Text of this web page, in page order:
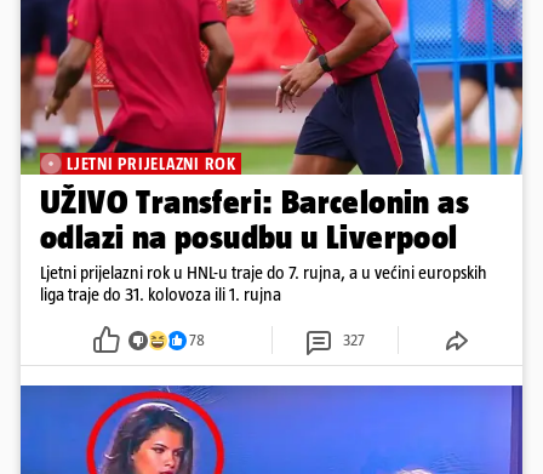
LJETNI PRIJELAZNI ROK
UŽIVO Transferi: Barcelonin as
odlazi na posudbu u Liverpool
Ljetni prijelazni rok u HNL-u traje do 7. rujna, a u većini europskih
liga traje do 31. kolovoza ili 1. rujna
78 327